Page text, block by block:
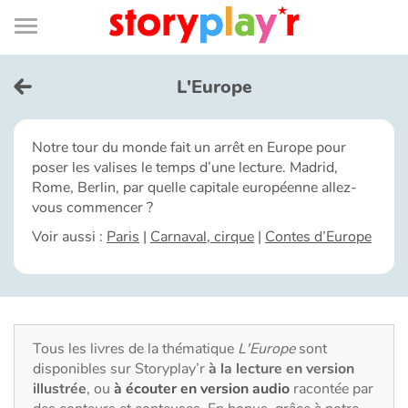
Connexion
Bibliothèque
de
page
Menu
Je me connecte
Tester gratuitement
Bibliothèque
Accueil
Contes d'ici et d'ailleurs
L'Europe
Notre tour du monde fait un arrêt en Europe pour
poser les valises le temps d’une lecture. Madrid,
Rome, Berlin, par quelle capitale européenne allez-
vous commencer ?
Voir aussi : Paris | Carnaval, cirque | Contes d’Europe
Tous les livres de la thématique L'Europesont
disponibles sur Storyplay’rà la lecture en version
illustrée, ou à écouter en version audio racontée par